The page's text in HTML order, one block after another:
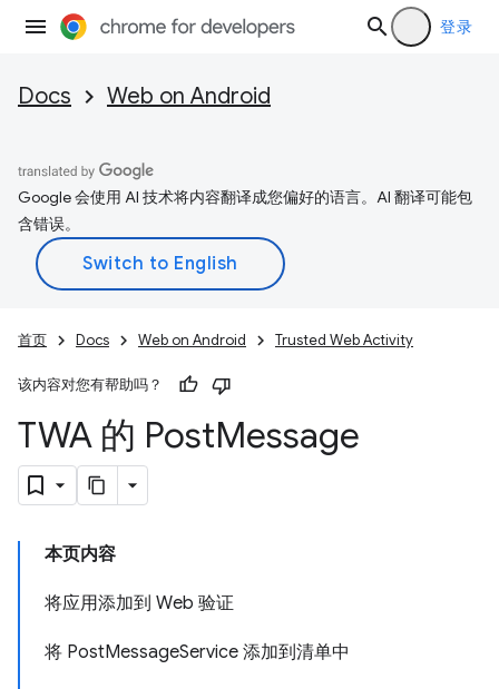
登录
Docs Web on Android
Google 会使用 AI 技术将内容翻译成您偏好的语言。AI 翻译可能包
含错误。
首页 Docs Web on Android Trusted Web Activity
该内容对您有帮助吗？
TWA 的 PostMessage
本页内容
将应用添加到 Web 验证
将 PostMessageService 添加到清单中